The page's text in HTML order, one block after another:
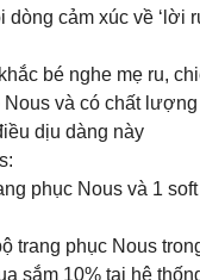
cảm xúc về ‘lời
bé nghe mẹ ru,
và có chất
dịu dàng này
phục Nous và 1
trang phục Nous
sắm 10% tại hệ